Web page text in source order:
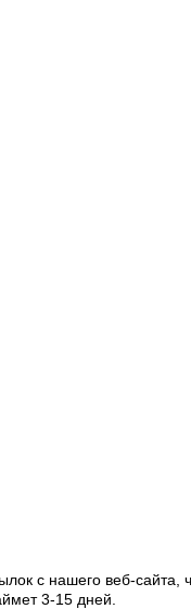
с нашего веб-сайта,
3-15 дней.